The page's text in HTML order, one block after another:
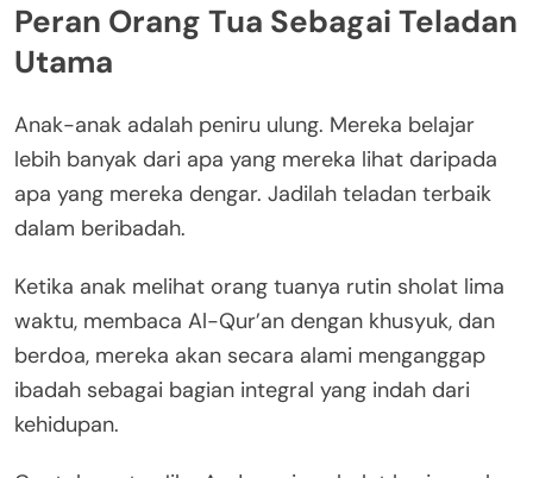
Peran Orang Tua Sebagai Teladan
Utama
Anak-anak adalah peniru ulung. Mereka belajar
lebih banyak dari apa yang mereka lihat daripada
apa yang mereka dengar. Jadilah teladan terbaik
dalam beribadah.
Ketika anak melihat orang tuanya rutin sholat lima
waktu, membaca Al-Qur’an dengan khusyuk, dan
berdoa, mereka akan secara alami menganggap
ibadah sebagai bagian integral yang indah dari
kehidupan.